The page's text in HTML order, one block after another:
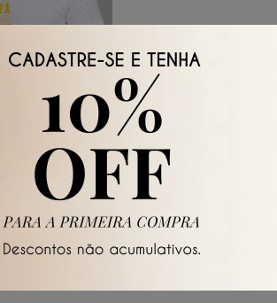
AO CARRINHO
All Beers
GG
3G
☆☆☆
R$ 94,50